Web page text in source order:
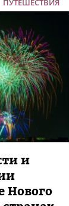
ПУТЕШЕСТВИЯ
и
Нового